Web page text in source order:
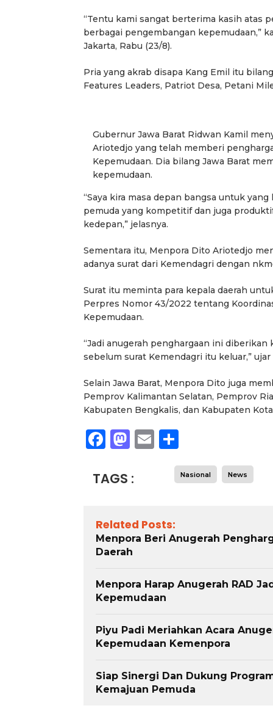
“Tentu kami sangat berterima kasih atas
berbagai pengembangan kepemudaan,”
Jakarta, Rabu (23/8).
Pria yang akrab disapa Kang Emil itu
Features Leaders, Patriot Desa, Petani
Gubernur Jawa Barat Ridwan Kamil
Ariotedjo yang telah memberi
Kepemudaan. Dia bilang Jawa Barat
kepemudaan.
“Saya kira masa depan bangsa untuk
pemuda yang kompetitif dan juga
kedepan,” jelasnya.
Sementara itu, Menpora Dito Ariotedjo
adanya surat dari Kemendagri dengan
Surat itu meminta para kepala daerah
Perpres Nomor 43/2022 tentang
Kepemudaan.
“Jadi anugerah penghargaan ini
sebelum surat Kemendagri itu keluar,”
Selain Jawa Barat, Menpora Dito juga
Pemprov Kalimantan Selatan, Pemprov
Kabupaten Bengkalis, dan Kabupaten
Facebook
Mastodon
Email
TAGS : Nasional News
Related Posts:
Menpora Beri Anugerah
Daerah
Menpora Harap Anugerah RAD
Kepemudaan
Piyu Padi Meriahkan Acara
Kepemudaan Kemenpora
Siap Sinergi Dan Dukung
Kemajuan Pemuda